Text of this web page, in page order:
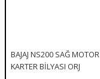
BAJAJ NS200 SAĞ MOTOR
KARTER BİLYASI ORJ